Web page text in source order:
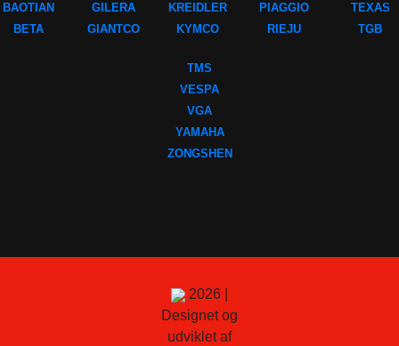
BAOTIAN
BETA
GILERA
GIANTCO
KREIDLER
KYMCO
PIAGGIO
RIEJU
TEXAS
TGB
TMS
VESPA
VGA
YAMAHA
ZONGSHEN
2026 |
Designet og
udviklet af